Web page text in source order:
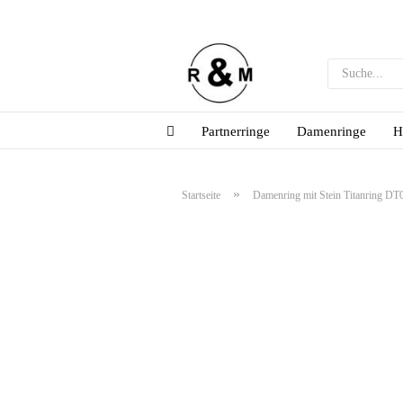
Partnerringe Damenringe
Startseite » Damenring mit Stein Titanring